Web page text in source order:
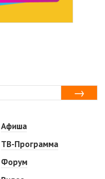
Афиша
ТВ-Программа
Форум